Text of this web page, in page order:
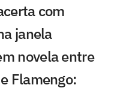
com
janela
novela entre
Flamengo: